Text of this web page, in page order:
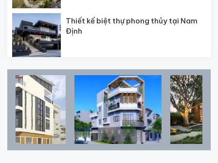
Thiết kế biệt thự phong thủy tại Nam
Định